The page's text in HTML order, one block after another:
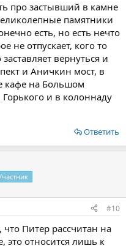
про застывший в камне
памятники
есть, но есть нечто
не отпускает, кого то
вернуться и
и Аничкин мост, в
кафе на Большом
и в колоннаду
Ответить
#10
Питер рассчитан на
это относится лишь к